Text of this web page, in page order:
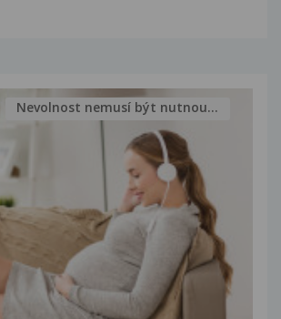
Nevolnost nemusí být nutnou...